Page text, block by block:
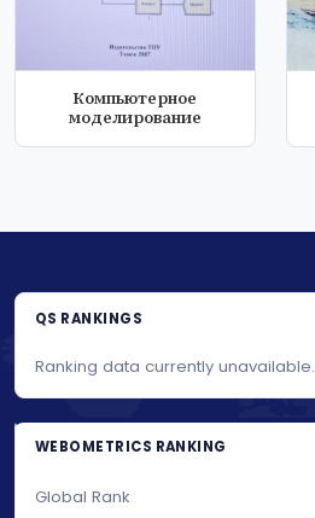
Компьютерное
моделирование
QS RANKINGS
Ranking data currently unavailable.
WEBOMETRICS RANKING
Global Rank